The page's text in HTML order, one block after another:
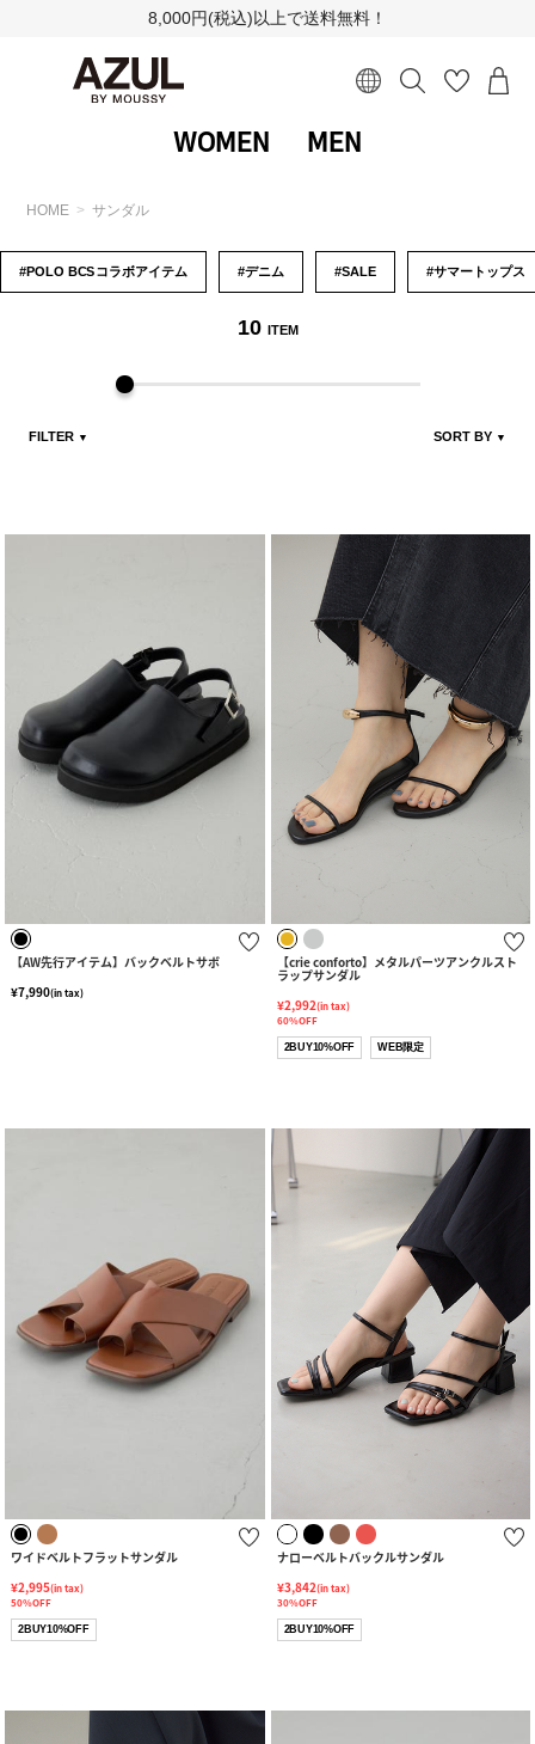
8,000円(税込)以上で送料無料！
WOMEN MEN
HOME サンダル
#POLO BCS コラボアイテム #デニム #SALE #サマートップス
10 ITEM
FILTER ▼ SORT BY ▼
【AW先行アイテム】バックベルトサボ
¥7,990(in tax)
【crie conforto】メタルパーツアンクルスト
ラップサンダル
¥2,992(in tax)
60%OFF
2BUY10%OFF WEB限定
ワイドベルトフラットサンダル
¥2,995(in tax)
50%OFF
2BUY10%OFF
ナローベルトバックルサンダル
¥3,842(in tax)
30%OFF
2BUY10%OFF